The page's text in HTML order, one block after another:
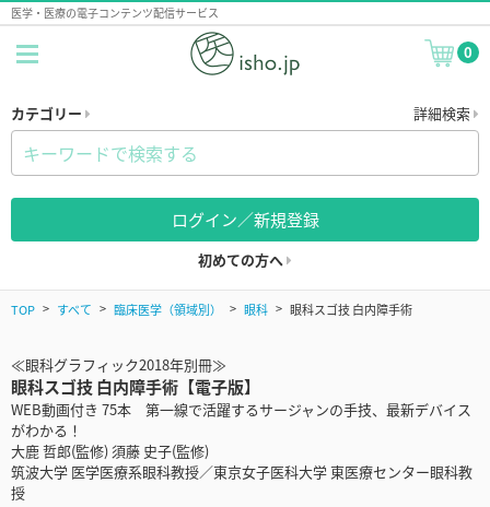
医学・医療の電子コンテンツ配信サービス
0
カテゴリー 詳細検索
ログイン／新規登録
初めての方へ
TOP すべて 臨床医学（領域別） 眼科 眼科スゴ技 白内障手術
≪眼科グラフィック2018年別冊≫
眼科スゴ技 白内障手術【電子版】
WEB動画付き 75本 第一線で活躍するサージャンの手技、最新デバイス
がわかる！
大鹿 哲郎(監修) 須藤 史子(監修)
筑波大学 医学医療系眼科教授／東京女子医科大学 東医療センター眼科教
授